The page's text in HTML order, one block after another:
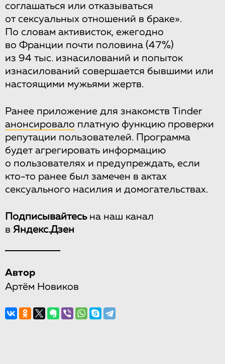
соглашаться или отказываться
от сексуальных отношений в браке».
По словам активисток, ежегодно
во Франции почти половина (47%)
из 94 тыс. изнасилований и попыток
изнасилований совершается бывшими или
настоящими мужьями жертв.
Ранее приложение для знакомств Tinder
анонсировало платную функцию проверки
репутации пользователей. Программа
будет агрегировать информацию
о пользователях и предупреждать, если
кто-то ранее был замечен в актах
сексуального насилия и домогательствах.
Подписывайтесьна наш канал
в Яндекс.Дзен
Автор
Артём Новиков